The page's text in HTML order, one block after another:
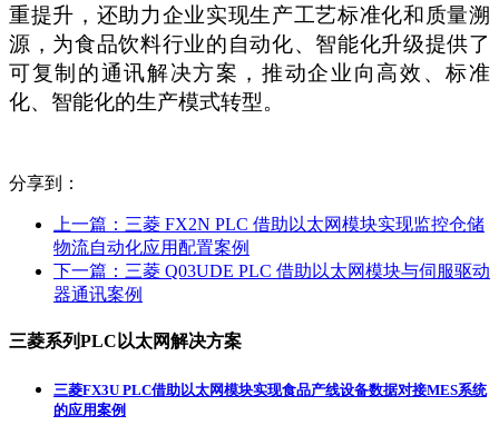
重提升，还助力企业实现生产工艺标准化和质量溯
源，为食品饮料行业的自动化、智能化升级提供了
可复制的通讯解决方案，推动企业向高效、标准
化、智能化的生产模式转型。
分享到：
上一篇： 三菱 FX2N PLC 借助以太网模块实现监控仓储
物流自动化应用配置案例
下一篇： 三菱 Q03UDE PLC 借助以太网模块与伺服驱动
器通讯案例
三菱系列PLC以太网解决方案
三菱FX3U PLC借助以太网模块实现食品产线设备数据对接MES系统
的应用案例